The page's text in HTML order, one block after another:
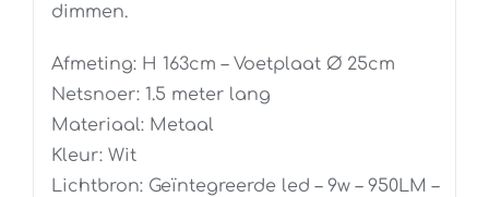
dimmen.
Afmeting: H 163cm – Voetplaat Ø 25cm
Netsnoer: 1.5 meter lang
Materiaal: Metaal
Kleur: Wit
Lichtbron: Geïntegreerde led – 9w – 950LM –